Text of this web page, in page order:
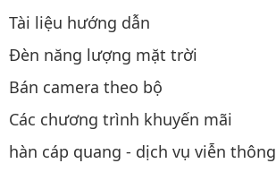
Tài liệu hướng dẫn
Đèn năng lượng mặt trời
Bán camera theo bộ
Các chương trình khuyến mãi
hàn cáp quang - dịch vụ viễn thông